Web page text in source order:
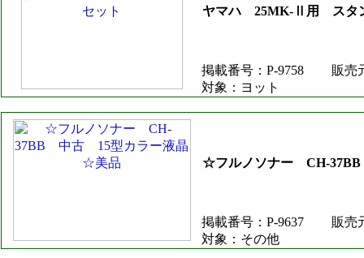
ヤマハ 25MK-Ⅱ用 スタ
掲載番号：P-9758
販売
対象：ヨット
☆フルノソナー CH-
掲載番号：P-9637
販売
対象：その他